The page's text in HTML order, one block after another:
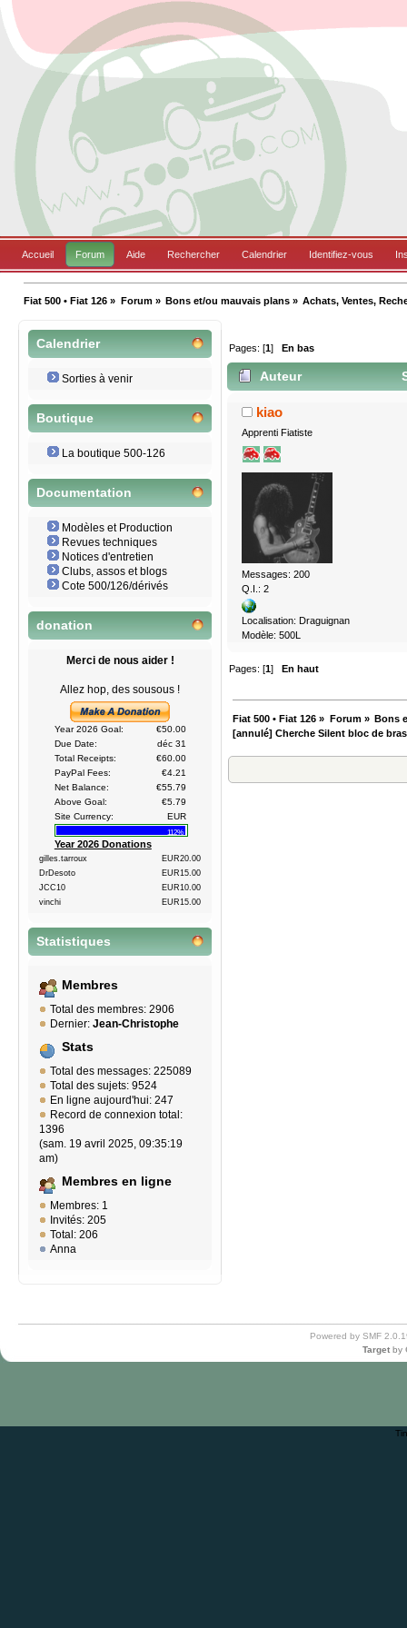
Accueil Forum Aide Rechercher Calendrier Identifiez-vous
Fiat 500 • Fiat 126 » Forum» Bons et/ou mauvais plans» Achats, Ventes,
Calendrier
Sorties à venir
Boutique
La boutique 500-126
Documentation
Modèles et Production
Revues techniques
Notices d'entretien
Clubs, assos et blogs
Cote 500/126/dérivés
donation
Merci de nous aider !
Allez hop, des sousous !
Year 2026 Goal:
€50.00
Due Date:
déc 31
Total Receipts:
€60.00
PayPal Fees:
€4.21
Net Balance:
€55.79
Above Goal:
€5.79
Site Currency:
EUR
112%
Year 2026 Donations
gilles.tarroux
EUR20.00
DrDesoto
EUR15.00
JCC10
EUR10.00
vinchi
EUR15.00
Statistiques
Membres
Total des membres: 2906
Dernier: Jean-Christophe
Stats
Total des messages: 225089
Total des sujets: 9524
En ligne aujourd'hui: 247
Record de connexion total:
1396
(sam. 19 avril 2025, 09:35:19
am)
Membres en ligne
Membres: 1
Invités: 205
Total: 206
Anna
Pages: [1] En bas
Auteur
500L (Lu 4972 fois)
kiao
Apprenti Fiatiste
Messages: 200
Q.I.: 2
Localisation: Draguignan
Modèle: 500L
Pages: [1]En haut
Fiat 500 • Fiat 126 » Forum» Bons
[annulé] Cherche Silent bloc de
Powered by SMF
Target by